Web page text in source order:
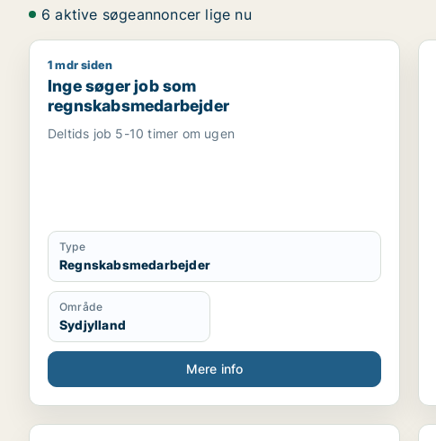
6 aktive søgeannoncer lige nu
Inge søger job som regnskabsmedarbejder
1 mdr siden
Inge søger job som
regnskabsmedarbejder
Deltids job 5-10 timer om ugen
Type
Regnskabsmedarbejder
Område
Sydjylland
Mere info